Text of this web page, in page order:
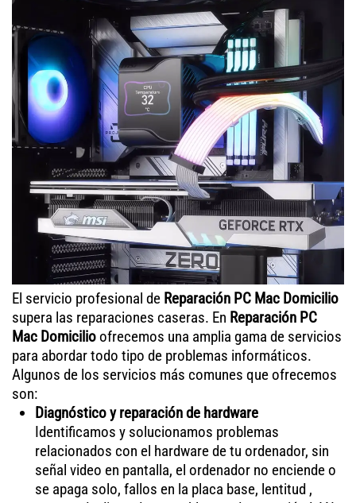
El servicio profesional de Reparación PC Mac Domicilio
supera las reparaciones caseras. En Reparación PC
Mac Domicilioofrecemos una amplia gama de servicios
para abordar todo tipo de problemas informáticos.
Algunos de los servicios más comunes que ofrecemos
son:
Diagnóstico y reparación de hardware
Identificamos y solucionamos problemas
relacionados con el hardware de tu ordenador, sin
señal video en pantalla, el ordenador no enciende o
se apaga solo, fallos en la placa base, lentitud ,